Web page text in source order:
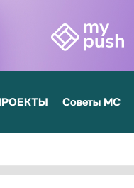
Советы МС